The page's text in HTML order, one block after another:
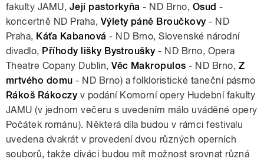
fakulty JAMU, Její pastorkyňa - ND Brno, Osud -
koncertně ND Praha, Výlety páně Broučkovy- ND
Praha, Káťa Kabanová - ND Brno, Slovenské národní
divadlo, Příhody lišky Bystroušky- ND Brno, Opera
Theatre Copany Dublin,Věc Makropulos - ND Brno, Z
mrtvého domu - ND Brno) a folkloristické taneční pásmo
Rákoš Rákoczyv podání Komorní opery Hudební fakulty
JAMU (v jednom večeru s uvedením málo uváděné opery
Počátek románu). Některá díla budou v rámci festivalu
uvedena dvakrát v provedení dvou různých operních
souborů, takže diváci budou mít možnost srovnat různá